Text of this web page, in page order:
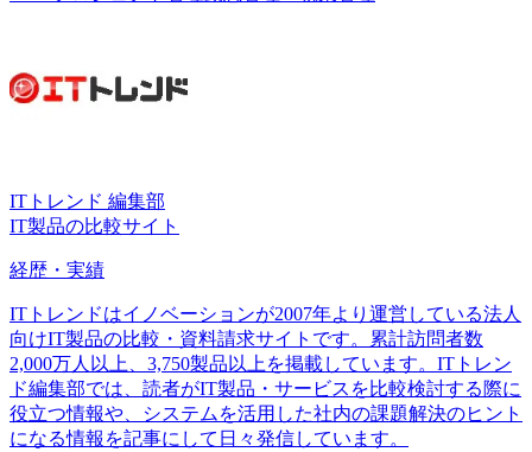
ITトレンド 編集部
IT製品の比較サイト
経歴・実績
ITトレンドはイノベーションが2007年より運営している法人
向けIT製品の比較・資料請求サイトです。累計訪問者数
2,000万人以上、3,750製品以上を掲載しています。ITトレン
ド編集部では、読者がIT製品・サービスを比較検討する際に
役立つ情報や、システムを活用した社内の課題解決のヒント
になる情報を記事にして日々発信しています。